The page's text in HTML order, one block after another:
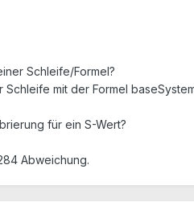
Schleife/Formel?
Schleife mit der Formel
für ein S-Wert?
Abweichung.